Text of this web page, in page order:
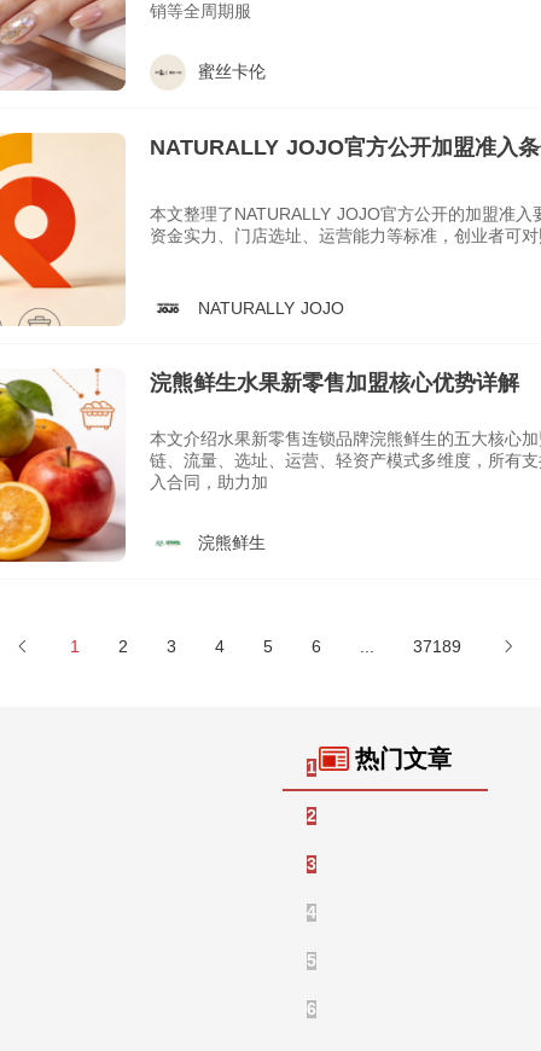
销等全周期服
蜜丝卡伦
NATURALLY JOJO官方公开加盟准入
本文整理了NATURALLY JOJO官方公开的加盟准入
资金实力、门店选址、运营能力等标准，创业者可
NATURALLY JOJO
浣熊鲜生水果新零售加盟核心优势详解
本文介绍水果新零售连锁品牌浣熊鲜生的五大核心
链、流量、选址、运营、轻资产模式多维度，所有
入合同，助力加
浣熊鲜生
1 2 3 4 5 6 37189
热门文章
1 2026招商外包服务深度测
2
3
4
5
6